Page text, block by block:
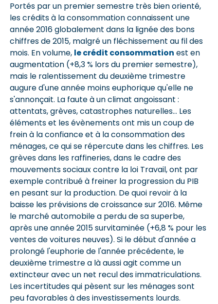
Portés par un premier semestre très bien orienté,
les crédits à la consommation connaissent une
année 2016 globalement dans la lignée des bons
chiffres de 2015, malgré un fléchissement au fil des
mois. En volume, le crédit consommation est en
augmentation (+8,3 % lors du premier semestre),
mais le ralentissement du deuxième trimestre
augure d'une année moins euphorique qu'elle ne
s'annonçait. La faute à un climat angoissant :
attentats, grèves, catastrophes naturelles... Les
éléments et les évènements ont mis un coup de
frein à la confiance et à la consommation des
ménages, ce qui se répercute dans les chiffres. Les
grèves dans les raffineries, dans le cadre des
mouvements sociaux contre la loi Travail, ont par
exemple contribué à freiner la progression du PIB
en pesant sur la production. De quoi revoir à la
baisse les prévisions de croissance sur 2016. Même
le marché automobile a perdu de sa superbe,
après une année 2015 survitaminée (+6,8 % pour les
ventes de voitures neuves). Si le début d'année a
prolongé l'euphorie de l'année précédente, le
deuxième trimestre a là aussi agit comme un
extincteur avec un net recul des immatriculations.
Les incertitudes qui pèsent sur les ménages sont
peu favorables à des investissements lourds.